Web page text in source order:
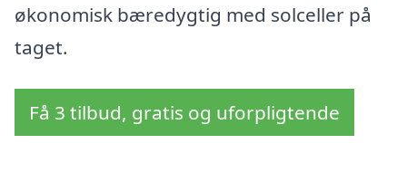
økonomisk bæredygtig med solceller på
taget.
Få 3 tilbud, gratis og uforpligtende